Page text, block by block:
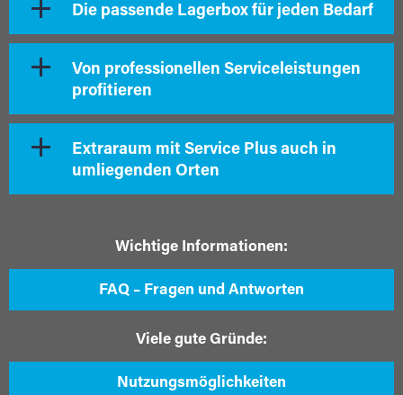
Die passende Lagerbox für jeden Bedarf
Von professionellen Serviceleistungen
profitieren
Extraraum mit Service Plus auch in
umliegenden Orten
Wichtige Informationen:
FAQ – Fragen und Antworten
Viele gute Gründe:
Nutzungsmöglichkeiten